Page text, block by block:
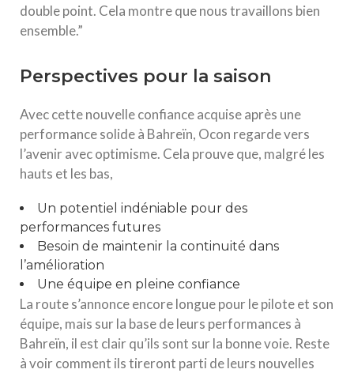
double point. Cela montre que nous travaillons bien
ensemble.”
Perspectives pour la saison
Avec cette nouvelle confiance acquise après une
performance solide à Bahreïn, Ocon regarde vers
l’avenir avec optimisme. Cela prouve que, malgré les
hauts et les bas,
Un potentiel indéniable pour des
performances futures
Besoin de maintenir la continuité dans
l’amélioration
Une équipe en pleine confiance
La route s’annonce encore longue pour le pilote et son
équipe, mais sur la base de leurs performances à
Bahreïn, il est clair qu’ils sont sur la bonne voie. Reste
à voir comment ils tireront parti de leurs nouvelles